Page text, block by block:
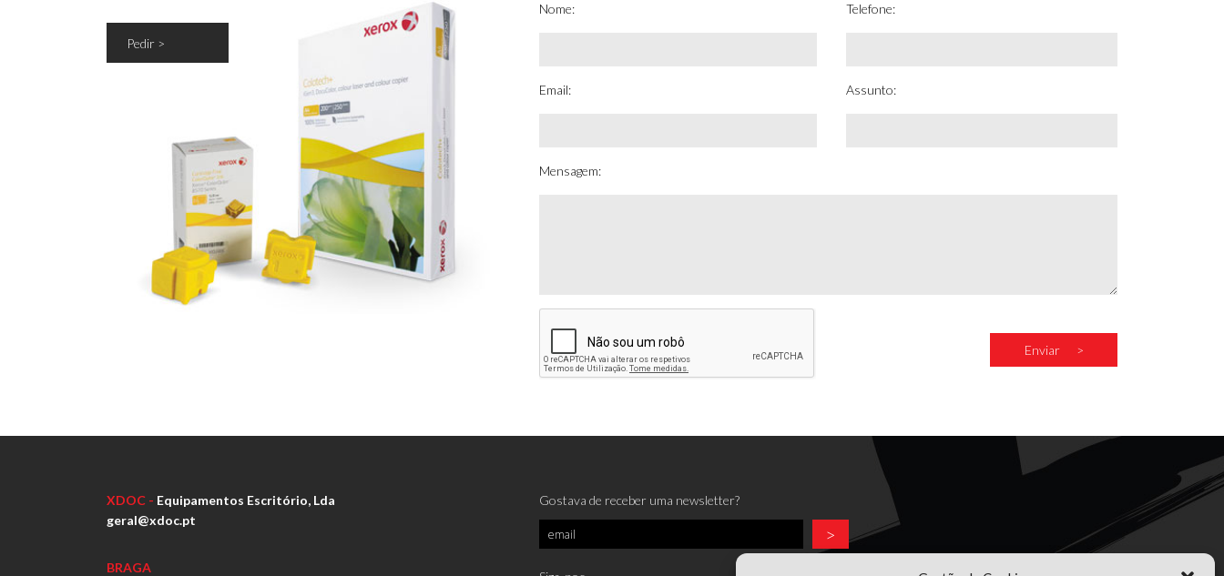
Pedir >
Nome: Telefone:
Email: Assunto:
Mensagem:
XDOC - Equipamentos Escritório, Lda
geral@xdoc.pt
BRAGA
Gostava de receber uma newsletter?